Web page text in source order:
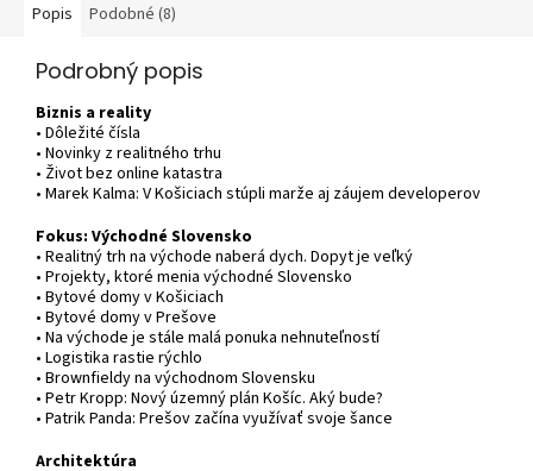
Popis Podobné (8)
Podrobný popis
Biznis a reality
• Dôležité čísla
• Novinky z realitného trhu
• Život bez online katastra
• Marek Kalma: V Košiciach stúpli marže aj záujem developerov
Fokus: Východné Slovensko
• Realitný trh na východe naberá dych. Dopyt je veľký
• Projekty, ktoré menia východné Slovensko
• Bytové domy v Košiciach
• Bytové domy v Prešove
• Na východe je stále malá ponuka nehnuteľností
• Logistika rastie rýchlo
• Brownfieldy na východnom Slovensku
• Petr Kropp: Nový územný plán Košíc. Aký bude?
• Patrik Panda: Prešov začína využívať svoje šance
Architektúra